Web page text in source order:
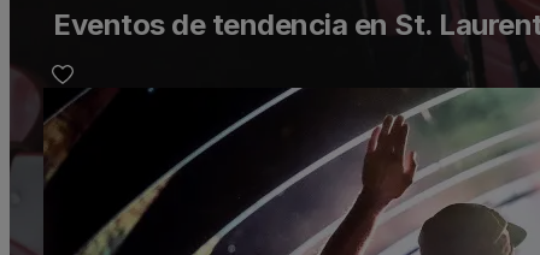
Eventos de tendencia en St.